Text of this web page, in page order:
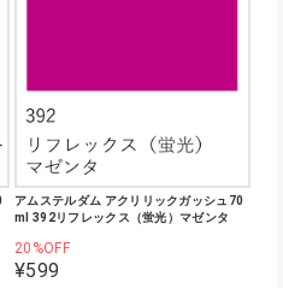
アムステルダム アクリリックガッシュ70
ml 392リフレックス（蛍光）マゼンタ
20%OFF
¥599